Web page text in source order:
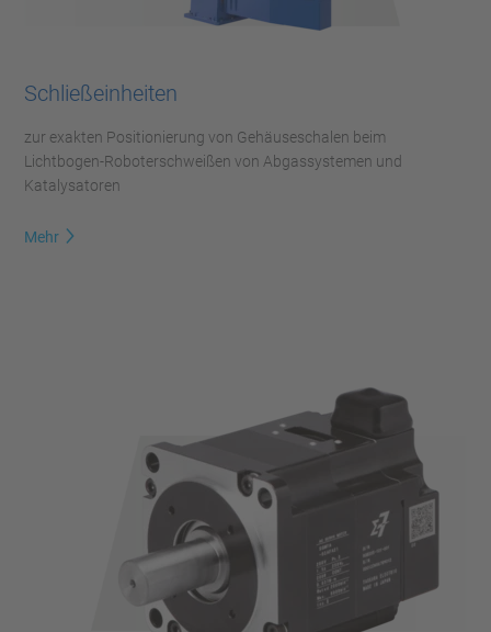
Schließeinheiten
zur exakten Positionierung von Gehäuseschalen beim
Lichtbogen-Roboterschweißen von Abgassystemen und
Katalysatoren
Mehr